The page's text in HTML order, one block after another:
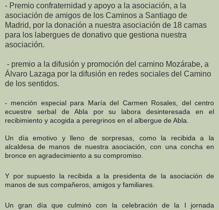
- Premio confraternidad y apoyo a la asociación, a la
asociación de amigos de los Caminos a Santiago de
Madrid, por la donación a nuestra asociación de 18 camas
para los labergues de donativo que gestiona nuestra
asociación.
- premio a la difusión y promoción del camino Mozárabe, a
Álvaro Lazaga por la difusión en redes sociales del Camino
de los sentidos.
- mención especial para María del Carmen Rosales, del centro
ecuestre serbal de Abla por su labora desinteresada en el
recibimiento y acogida a peregrinos en el albergue de Abla.
Un día emotivo y lleno de sorpresas, como la recibida a la
alcaldesa de manos de nuestra asociación, con una concha en
bronce en agradecimiento a su compromiso.
Y por supuesto la recibida a la presidenta de la asociación de
manos de sus compañeros, amigos y familiares.
Un gran día que culminó con la celebración de la I jornada